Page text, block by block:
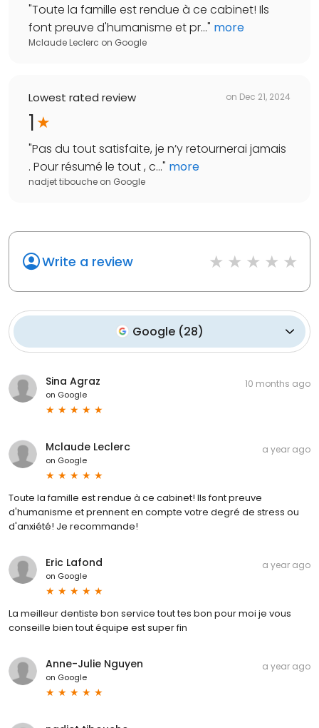
"Toute la famille est rendue à ce cabinet! Ils
font preuve d'humanisme et pr..." more
Mclaude Leclerc on Google
Lowest rated review on Dec 21, 2024
1
"Pas du tout satisfaite, je n’y retournerai jamais
. Pour résumé le tout , c..." more
nadjet tibouche on Google
Write a review
Google (28)
Sina Agraz
on Google
10 months ago
Mclaude Leclerc
on Google
a year ago
Toute la famille est rendue à ce cabinet! Ils font preuve
d'humanisme et prennent en compte votre degré de stress ou
d'anxiété! Je recommande!
Eric Lafond
on Google
a year ago
La meilleur dentiste bon service tout tes bon pour moi je vous
conseille bien tout équipe est super fin
Anne-Julie Nguyen
on Google
a year ago